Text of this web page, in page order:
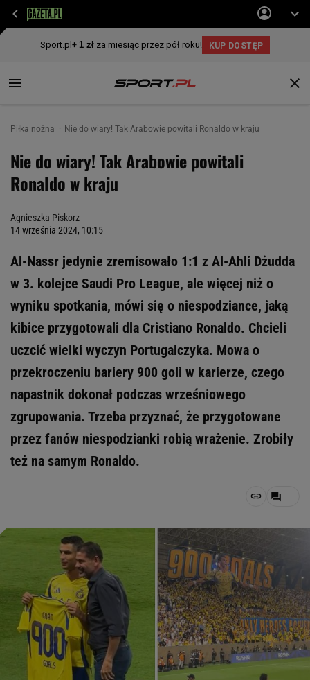
Piłka nożna Nie do wiary! Tak Arabowie powitali Ronaldo w kraju
Nie do wiary! Tak Arabowie powitali
Ronaldo w kraju
Agnieszka Piskorz
14 września 2024, 10:15
Al-Nassr jedynie zremisowało 1:1 z Al-Ahli Dżudda
w 3. kolejce Saudi Pro League, ale więcej niż o
wyniku spotkania, mówi się o niespodziance, jaką
kibice przygotowali dla Cristiano Ronaldo. Chcieli
uczcić wielki wyczyn Portugalczyka. Mowa o
przekroczeniu bariery 900 goli w karierze, czego
napastnik dokonał podczas wrześniowego
zgrupowania. Trzeba przyznać, że przygotowane
przez fanów niespodzianki robią wrażenie. Zrobiły
też na samym Ronaldo.